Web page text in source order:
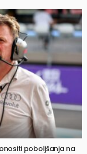
poboljšanja na